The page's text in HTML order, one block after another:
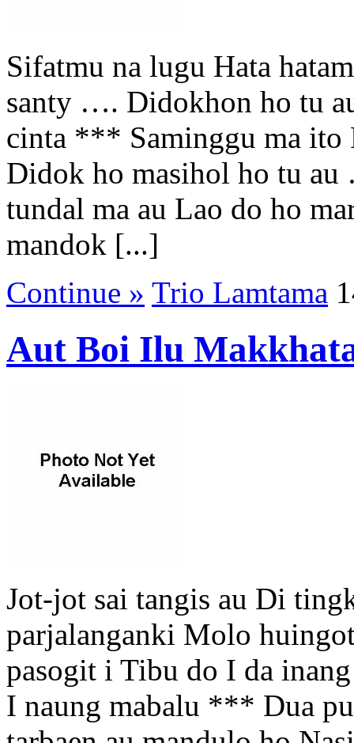
Sifatmu na lugu Hata
santy …. Didokhon ho tu
cinta *** Saminggu ma ito
Didok ho masihol ho tu
tundal ma au Lao do ho
mandok [...]
Continue » Trio Lamtama
Aut Boi Ilu
Jot-jot sai tangis au Di
parjalanganki Molo
pasogit i Tibu do I da
I naung mabalu *** Dua